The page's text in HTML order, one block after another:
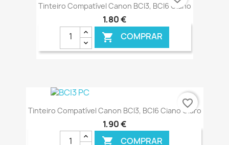
Tinteiro Compatível Canon BCI3, BCI6 Ciano
1,80 €
 COMPRAR
€ ONLINE
Tinteiro Compatível Canon BCI3, BCI6 Ciano Claro
1,90 €
 COMPRAR
favorite_border